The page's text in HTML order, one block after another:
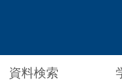
資料検索